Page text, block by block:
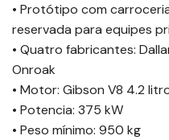
• Protótipo com
reservada para equipes
• Quatro fabricantes:
Onroak
• Motor: Gibson V8 4.2
• Potencia: 375 kW
• Peso mínimo: 950 kg